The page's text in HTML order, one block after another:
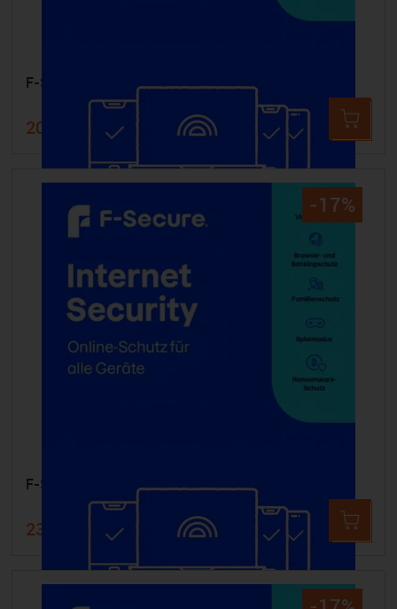
F-SECURE Internet Security - 20 Geräte 2 Jahre
206,99 € 250,00 €
-17%
F-SECURE Internet Security - 25 Geräte 2 Jahre
238,99 € 289,99 €